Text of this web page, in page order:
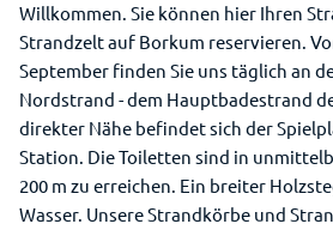
Willkommen. Sie können hier Ihren
Strandzelt auf Borkum reservieren.
September finden Sie uns täglich an
Nordstrand - dem Hauptbadestrand
direkter Nähe befindet sich der
Station. Die Toiletten sind in
200 m zu erreichen. Ein breiter
Wasser. Unsere Strandkörbe und